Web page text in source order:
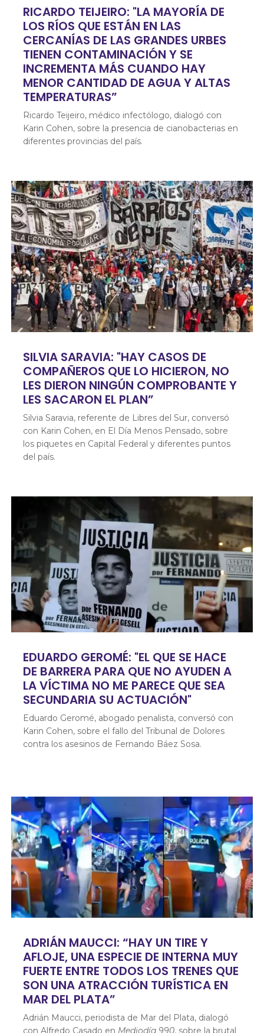
RICARDO TEIJEIRO: "LA MAYORÍA DE
LOS RÍOS QUE ESTÁN EN LAS
CERCANÍAS DE LAS GRANDES URBES
TIENEN CONTAMINACIÓN Y SE
INCREMENTA MÁS CUANDO HAY
MENOR CANTIDAD DE AGUA Y ALTAS
TEMPERATURAS”
Ricardo Teijeiro, médico infectólogo, dialogó con
Karin Cohen, sobre la presencia de cianobacterias en
diferentes provincias del país.
SILVIA SARAVIA: "HAY CASOS DE
COMPAÑEROS QUE LO HICIERON, NO
LES DIERON NINGÚN COMPROBANTE Y
LES SACARON EL PLAN”
Silvia Saravia, referente de Libres del Sur, conversó
con Karin Cohen, en El Día Menos Pensado, sobre
los piquetes en Capital Federal y diferentes puntos
del país.
EDUARDO GEROMÉ: "EL QUE SE HACE
DE BARRERA PARA QUE NO AYUDEN A
LA VÍCTIMA NO ME PARECE QUE SEA
SECUNDARIA SU ACTUACIÓN"
Eduardo Geromé, abogado penalista, conversó con
Karin Cohen, sobre el fallo del Tribunal de Dolores
contra los asesinos de Fernando Báez Sosa.
ADRIÁN MAUCCI: “HAY UN TIRE Y
AFLOJE, UNA ESPECIE DE INTERNA MUY
FUERTE ENTRE TODOS LOS TRENES QUE
SON UNA ATRACCIÓN TURÍSTICA EN
MAR DEL PLATA”
Adrián Maucci, periodista de Mar del Plata, dialogó
con Alfredo Casado en Mediodía 990, sobre la brutal